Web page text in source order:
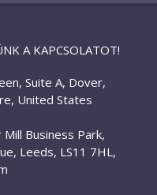
A KAPCSOLATOT!
Suite A, Dover,
United States
Mill Business Park,
Leeds, LS11 7HL,